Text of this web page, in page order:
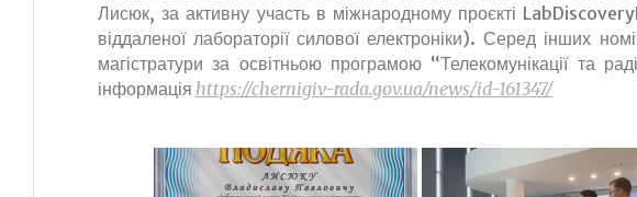
Лисюк, за активну участь в міжнародному проєкті
віддаленої лабораторії силової електроніки). Серед інших
магістратури за освітньою програмою “Телекомунікації та
інформація https://chernigiv-rada.gov.ua/news/id-161347/